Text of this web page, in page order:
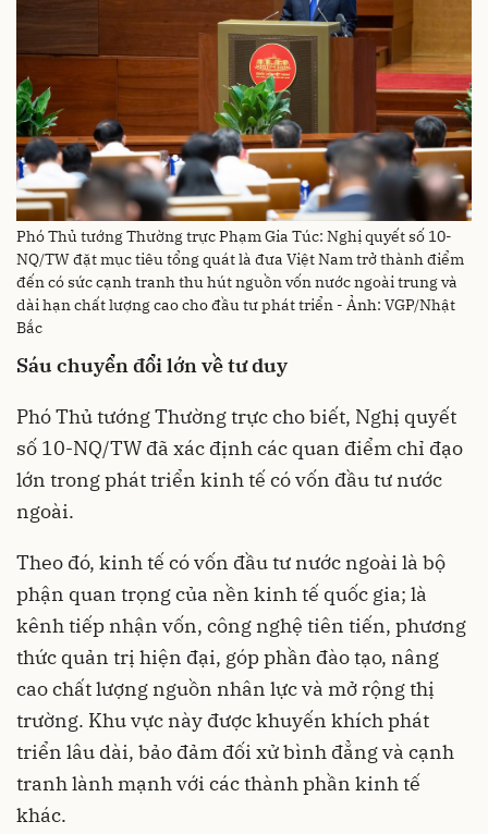
Phó Thủ tướng Thường trực Phạm Gia Túc: Nghị quyết số 10-
NQ/TW đặt mục tiêu tổng quát là đưa Việt Nam trở thành điểm
đến có sức cạnh tranh thu hút nguồn vốn nước ngoài trung và
dài hạn chất lượng cao cho đầu tư phát triển - Ảnh: VGP/Nhật
Bắc
Sáu chuyển đổi lớn về tư duy
Phó Thủ tướng Thường trực cho biết, Nghị quyết
số 10-NQ/TW đã xác định các quan điểm chỉ đạo
lớn trong phát triển kinh tế có vốn đầu tư nước
ngoài.
Theo đó, kinh tế có vốn đầu tư nước ngoài là bộ
phận quan trọng của nền kinh tế quốc gia; là
kênh tiếp nhận vốn, công nghệ tiên tiến, phương
thức quản trị hiện đại, góp phần đào tạo, nâng
cao chất lượng nguồn nhân lực và mở rộng thị
trường. Khu vực này được khuyến khích phát
triển lâu dài, bảo đảm đối xử bình đẳng và cạnh
tranh lành mạnh với các thành phần kinh tế
khác.